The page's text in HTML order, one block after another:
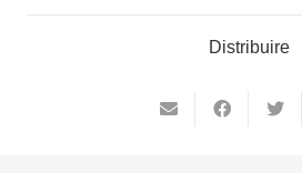
Distribuire